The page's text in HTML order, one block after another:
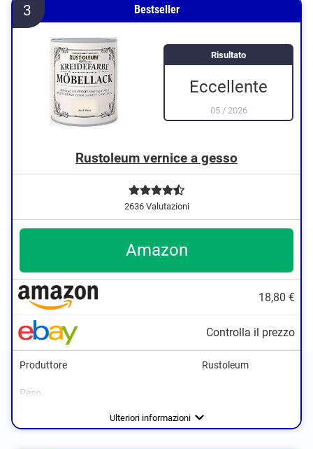
3 Bestseller
Risultato
Eccellente
05/ 2026
Rustoleum vernice a gesso
2636 Valutazioni
Amazon
18,80 €
Controlla il prezzo
Produttore Rustoleum
Peso
Ulteriori informazioni